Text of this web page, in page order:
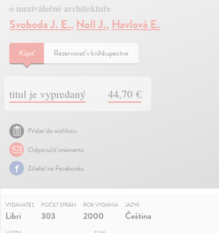
o meziválečné architektuře
Svoboda J. E.,Noll J.,Havlová E.
Kúpiť Rezervovať v kníhkupectve
titul je vypredaný 44,70 €
Pridať do wishlistu
Odporučiť známemu
Zdielať na Facebooku
VYDAVATEĽ
Libri
POČET STRÁN
303
ROK VYDANIA
2000
JAZYK
Čeština